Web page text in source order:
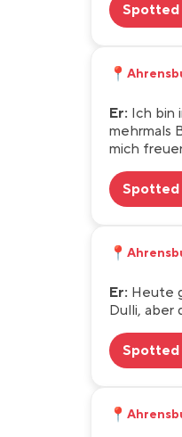
Spotted
📍
Er: Ich bin
mehrmals
mich
Spotted
📍
Er: Heute
Dulli, aber
Spotted
📍